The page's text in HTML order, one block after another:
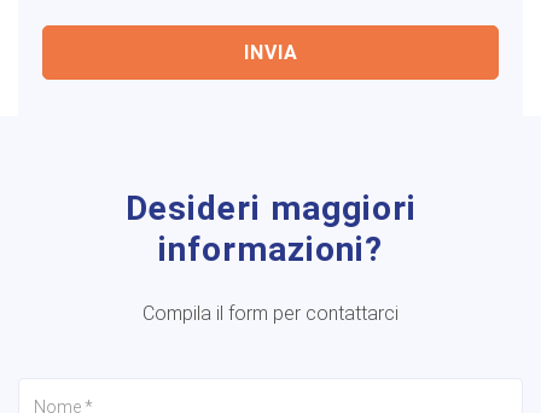
INVIA
Desideri maggiori
informazioni?
Compila il form per contattarci